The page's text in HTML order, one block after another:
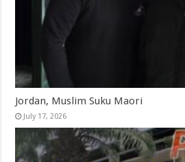
Jordan, Muslim Suku Maori
July 17, 2026